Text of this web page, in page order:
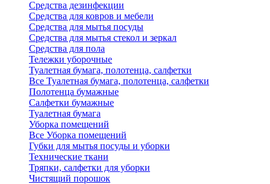
Средства дезинфекции
Средства для ковров и мебели
Средства для мытья посуды
Средства для мытья стекол и зеркал
Средства для пола
Тележки уборочные
Туалетная бумага, полотенца, салфетки
Все Туалетная бумага, полотенца, салфетки
Полотенца бумажные
Салфетки бумажные
Туалетная бумага
Уборка помещений
Все Уборка помещений
Губки для мытья посуды и уборки
Технические ткани
Тряпки, салфетки для уборки
Чистящий порошок